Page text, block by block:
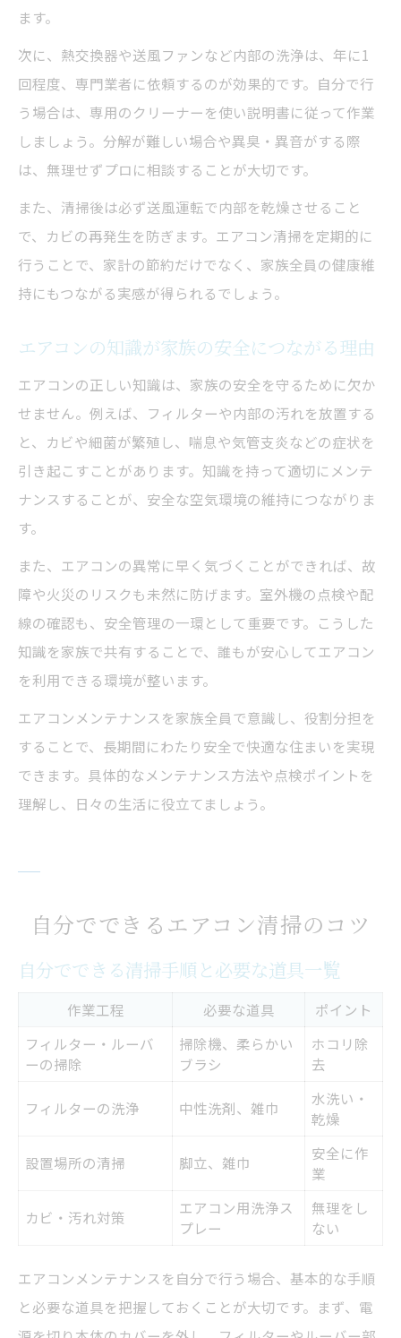
ます。
次に、熱交換器や送風ファンなど内部の洗浄は、年に1
回程度、専門業者に依頼するのが効果的です。自分で行
う場合は、専用のクリーナーを使い説明書に従って作業
しましょう。分解が難しい場合や異臭・異音がする際
は、無理せずプロに相談することが大切です。
また、清掃後は必ず送風運転で内部を乾燥させること
で、カビの再発生を防ぎます。エアコン清掃を定期的に
行うことで、家計の節約だけでなく、家族全員の健康維
持にもつながる実感が得られるでしょう。
エアコンの知識が家族の安全につながる理由
エアコンの正しい知識は、家族の安全を守るために欠か
せません。例えば、フィルターや内部の汚れを放置する
と、カビや細菌が繁殖し、喘息や気管支炎などの症状を
引き起こすことがあります。知識を持って適切にメンテ
ナンスすることが、安全な空気環境の維持につながりま
す。
また、エアコンの異常に早く気づくことができれば、故
障や火災のリスクも未然に防げます。室外機の点検や配
線の確認も、安全管理の一環として重要です。こうした
知識を家族で共有することで、誰もが安心してエアコン
を利用できる環境が整います。
エアコンメンテナンスを家族全員で意識し、役割分担を
することで、長期間にわたり安全で快適な住まいを実現
できます。具体的なメンテナンス方法や点検ポイントを
理解し、日々の生活に役立てましょう。
自分でできるエアコン清掃のコツ
自分でできる清掃手順と必要な道具一覧
作業工程 必要な道具
ポイント
フィルター・ルーバ
ーの掃除
掃除機、柔らかい
ブラシ
ホコリ除
去
フィルターの洗浄 中性洗剤、雑巾
水洗い・
乾燥
設置場所の清掃 脚立、雑巾
安全に作
業
カビ・汚れ対策
エアコン用洗浄ス
プレー
無理をし
ない
エアコンメンテナンスを自分で行う場合、基本的な手順
と必要な道具を把握しておくことが大切です。まず、電